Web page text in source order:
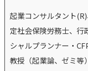
起業コンサルタント
定社会保険労務士、行
シャルプランナー・
教授（起業論、ゼミ等）